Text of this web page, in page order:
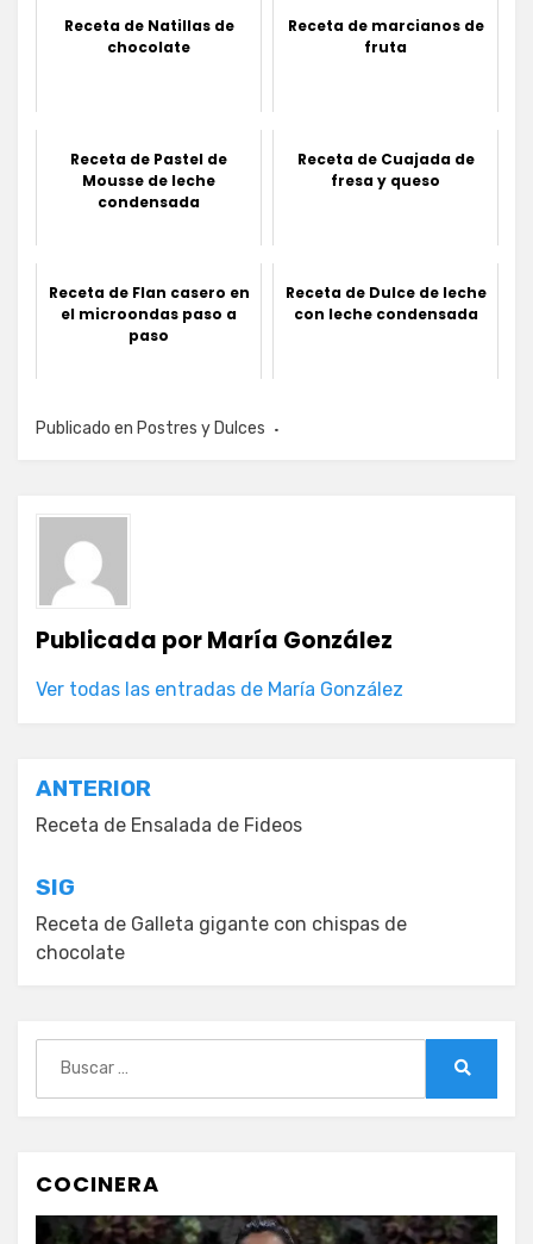
Receta de Natillas de
chocolate
Receta de marcianos de
fruta
Receta de Pastel de
Mousse de leche
condensada
Receta de Cuajada de
fresa y queso
Receta de Flan casero en
el microondas paso a
paso
Receta de Dulce de leche
con leche condensada
Publicado en Postres y Dulces
Publicada porMaría González
Ver todas las entradas de María González
Navegación
de
entradas
ANTERIOR
Receta de Ensalada de Fideos
SIG
Receta de Galleta gigante con chispas de
chocolate
COCINERA